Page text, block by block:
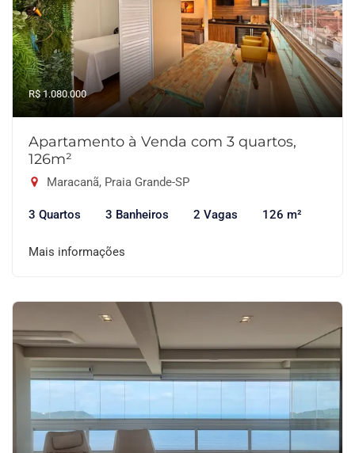
R$ 1.080.000
Apartamento à Venda com 3 quartos,
126m²
Maracanã, Praia Grande-SP
3 Quartos 3 Banheiros 2 Vagas 126 m²
Mais informações